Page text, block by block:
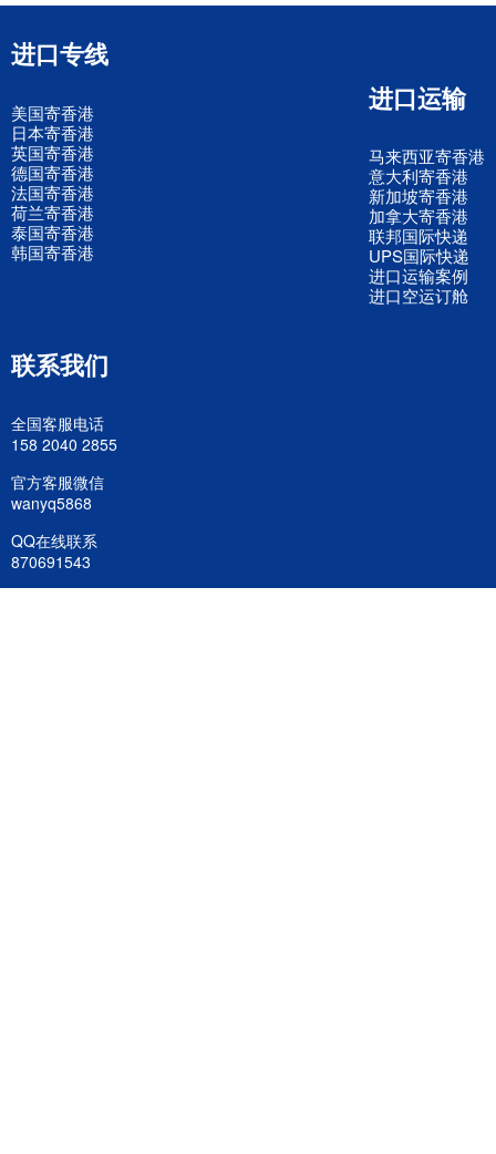
进口专线
美国寄香港
日本寄香港
英国寄香港
德国寄香港
法国寄香港
荷兰寄香港
泰国寄香港
韩国寄香港
进口运输
马来西亚寄香港
意大利寄香港
新加坡寄香港
加拿大寄香港
联邦国际快递
UPS国际快递
进口运输案例
进口空运订舱
联系我们
全国客服电话
158 2040 2855
官方客服微信
wanyq5868
QQ在线联系
870691543